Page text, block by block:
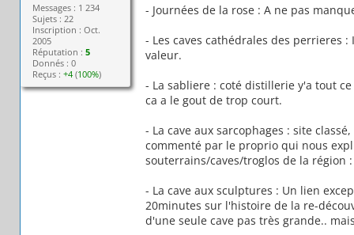
Messages : 1 234
Sujets : 22
Inscription : Oct.
2005
Réputation :5
Donnés : 0
Reçus :+4 (100%)
- Journées de la rose : A ne pas
- Les caves cathédrales des perrieres
valeur.
- La sabliere : coté distillerie y'a tout
ca a le gout de trop court.
- La cave aux sarcophages : site
commenté par le proprio qui nous
souterrains/caves/troglos de la région
- La cave aux sculptures : Un lien
20minutes sur l'histoire de la re-
d'une seule cave pas très grande..